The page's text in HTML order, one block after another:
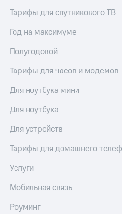
Тарифы для спутникового ТВ
Год на максимуме
Полугодовой
Тарифы для часов и модемов
Для ноутбука мини
Для ноутбука
Для устройств
Тарифы для домашнего
Услуги
Мобильная связь
Роуминг